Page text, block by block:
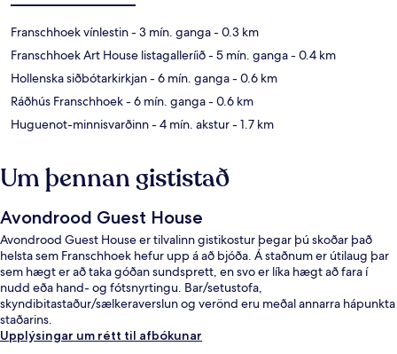
Franschhoek vínlestin- 3 mín. ganga- 0.3 km
Franschhoek Art House listagalleríið- 5 mín. ganga- 0.4 km
Hollenska siðbótarkirkjan- 6 mín. ganga- 0.6 km
Ráðhús Franschhoek- 6 mín. ganga- 0.6 km
Huguenot-minnisvarðinn- 4 mín. akstur- 1.7 km
Um þennan gististað
Avondrood Guest House
Avondrood Guest House er tilvalinn gistikostur þegar þú skoðar það
helsta sem Franschhoek hefur upp á að bjóða. Á staðnum er útilaug þar
sem hægt er að taka góðan sundsprett, en svo er líka hægt að fara í
nudd eða hand- og fótsnyrtingu. Bar/setustofa,
skyndibitastaður/sælkeraverslun og verönd eru meðal annarra hápunkta
staðarins.
Upplýsingar um rétt til afbókunar